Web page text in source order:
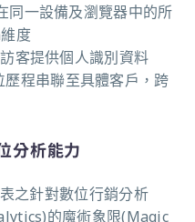
同一設備及瀏覽器中的所
度
客提供個人識別資料
程串聯至具體客戶，跨
分析能力
之針對數位行銷分析
的魔術象限(Magic